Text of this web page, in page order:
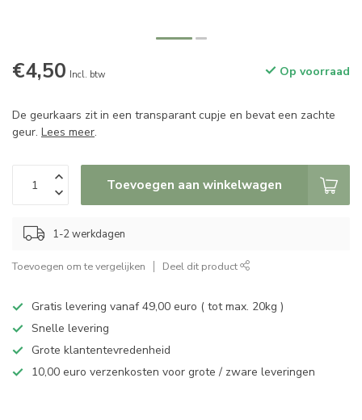
€4,50 Incl. btw Op voorraad
De geurkaars zit in een transparant cupje en bevat een zachte
geur. Lees meer.
Toevoegen aan winkelwagen
1-2 werkdagen
Toevoegen om te vergelijken Deel dit product
Gratis levering vanaf 49,00 euro ( tot max. 20kg )
Snelle levering
Grote klantentevredenheid
10,00 euro verzenkosten voor grote / zware leveringen